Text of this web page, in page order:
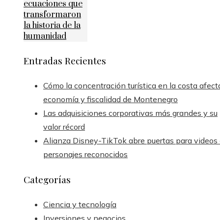
ecuaciones que
transformaron
la historia de la
humanidad
Entradas Recientes
Cómo la concentración turística en la costa
economía y fiscalidad de Montenegro
Las adquisiciones corporativas más grandes y su
valor récord
Alianza Disney-TikTok abre puertas para videos
personajes reconocidos
Categorías
Ciencia y tecnología